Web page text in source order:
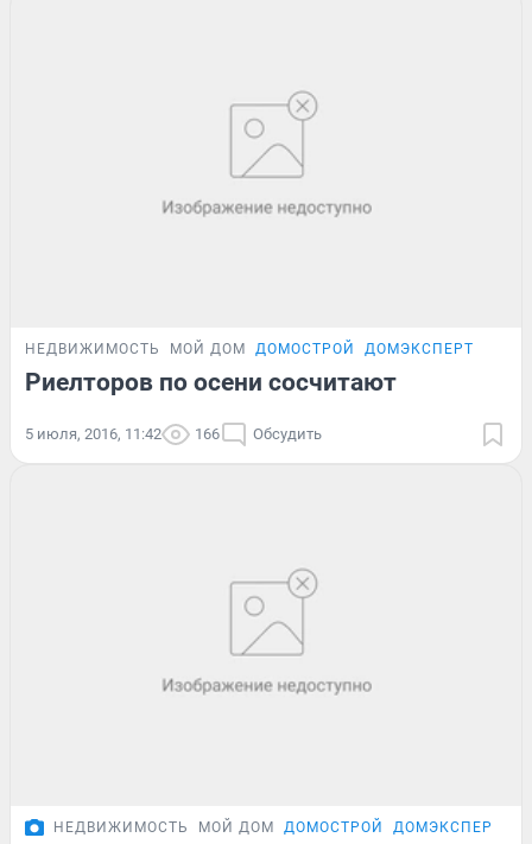
НЕДВИЖИМОСТЬ МОЙ ДОМ ДОМОСТРОЙ ДОМЭКСПЕРТ
Риелторов по осени сосчитают
5 июля, 2016, 11:42 166 Обсудить
НЕДВИЖИМОСТЬ МОЙ ДОМ ДОМОСТРОЙ ДОМЭКСПЕРТ